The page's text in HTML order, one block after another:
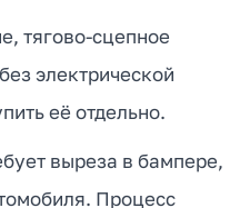
тягово-сцепное
электрической
её отдельно.
выреза в бампере,
Процесс